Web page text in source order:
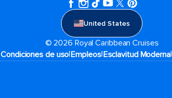
United States
© 2026 Royal Caribbean Cruises
Condiciones de uso|Empleos|Esclavitud Moderna|